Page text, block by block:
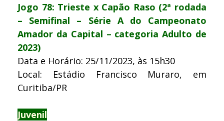
Jogo 78: Trieste x Capão Raso (2ª rodada
– Semifinal – Série A do Campeonato
Amador da Capital – categoria Adulto de
2023)
Data e Horário: 25/11/2023, às 15h30
Local: Estádio Francisco Muraro, em
Curitiba/PR
Juvenil